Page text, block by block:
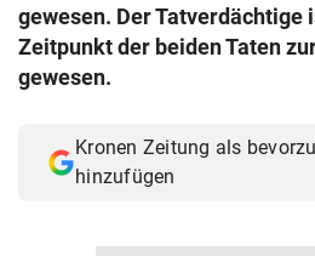
gewesen. Der Tatverdächtige
Zeitpunkt der beiden Taten
gewesen.
Kronen Zeitung als
hinzufügen